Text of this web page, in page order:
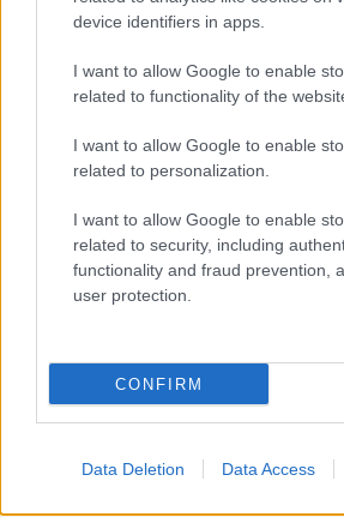
device identifiers in apps.
I want to allow Google to enable
related to functionality of the
I want to allow Google to enable
related to personalization.
I want to allow Google to enable
related to security, including
functionality and fraud prevention,
user protection.
CONFIRM
Data Deletion Data Access
HIRDETÉS
HIRDETÉS
LEGOLVASOTTABB
Indul a diákok
erősítő Pénz7
Budapest-Pécs,
gyorsabb és